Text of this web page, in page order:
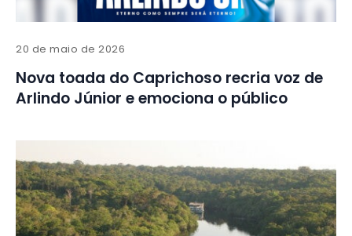
20 de maio de 2026
Nova toada do Caprichoso recria voz de
Arlindo Júnior e emociona o público